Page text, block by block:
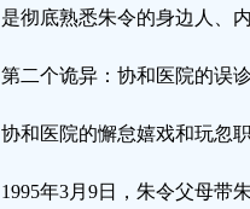
是彻底熟悉朱令的身边人、
第二个诡异：协和医院的误
协和医院的懈怠嬉戏和玩忽
1995年3月9日，朱令父母带